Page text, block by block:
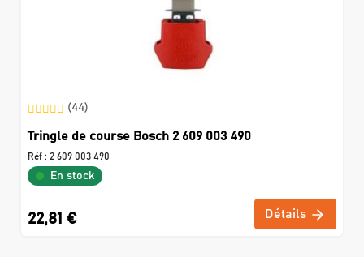
(44)
Tringle de course Bosch 2 609 003 490
Réf : 2 609 003 490
En stock
22,81 € Détails